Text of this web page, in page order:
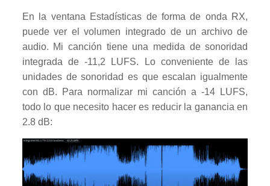
En la ventana Estadísticas de forma de onda RX,
puede ver el volumen integrado de un archivo de
audio. Mi canción tiene una medida de sonoridad
integrada de -11,2 LUFS. Lo conveniente de las
unidades de sonoridad es que escalan igualmente
con dB. Para normalizar mi canción a -14 LUFS,
todo lo que necesito hacer es reducir la ganancia en
2.8 dB: